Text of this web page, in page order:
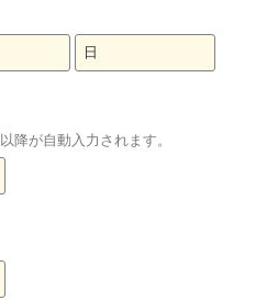
降が自動入力されます。